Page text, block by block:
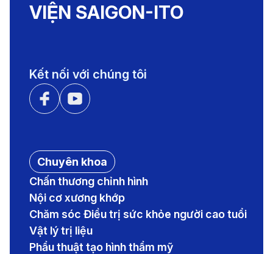
VIỆN SAIGON-ITO
Kết nối với chúng tôi
Chuyên khoa
Chấn thương chỉnh hình
Nội cơ xương khớp
Chăm sóc Điều trị sức khỏe người cao tuổi
Vật lý trị liệu
Phẩu thuật tạo hình thẩm mỹ